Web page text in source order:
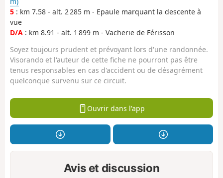
5 : km 7.58 - alt. 2 285 m - Epaule marquant la descente à
vue
D/A : km 8.91 - alt. 1 899 m - Vacherie de Férisson
Soyez toujours prudent et prévoyant lors d'une randonnée.
Visorando et l'auteur de cette fiche ne pourront pas être
tenus responsables en cas d'accident ou de désagrément
quelconque survenu sur ce circuit.
Ouvrir dans l'app
Avis et discussion